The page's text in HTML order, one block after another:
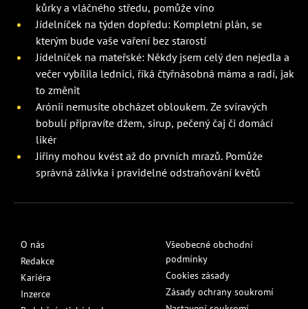
kůrky a vláčného středu, pomůže víno
Jídelníček na týden dopředu: Kompletní plán, se
kterým bude vaše vaření bez starostí
Jídelníček na mateřské: Někdy jsem celý den nejedla a
večer vybílila lednici, říká čtyřnásobná máma a radí, jak
to změnit
Arónii nemusíte obcházet obloukem. Ze svíravých
bobulí připravíte džem, sirup, pečený čaj či domácí
likér
Jiřiny mohou kvést až do prvních mrazů. Pomůže
správná zálivka i pravidelné odstraňování květů
O nás
Redakce
Kariéra
Inzerce
Všeobecné obchodní
podmínky
Cookies zásady
Zásady ochrany soukromí